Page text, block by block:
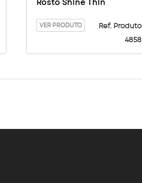
Rosto Shine Thin
VER PRODUTO
Ref. Produto
4858